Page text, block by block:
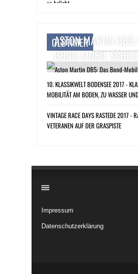
OLDTIMER
ASTON MARTIN DB5:
BOND-MOBIL
10. KLASSIKWELT BODENSEE 2017 -
MOBILITÄT AM BODEN, ZU WASSER
VINTAGE RACE DAYS RASTEDE 2017 -
VETERANEN AUF DER GRASPISTE
Impressum
Datenschutzerklärung